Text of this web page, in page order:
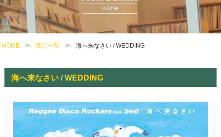
HOME > 商品一覧 > 海へ来なさい / WEDDING
海へ来なさい / WEDDING